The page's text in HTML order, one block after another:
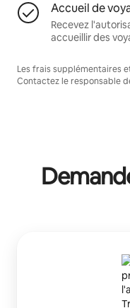
Accueil de
Recevez
accueillir des
Les frais supplémentaires
Contactez le responsable